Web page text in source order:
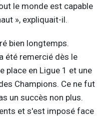
le monde est capable
», expliquait-il.
bien longtemps.
été remercié dès le
place en Ligue 1 et une
Champions. Ce ne fut
un succès non plus.
et s'est imposé face